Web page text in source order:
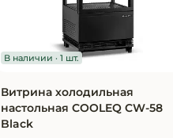
Витрина холодильная
настольная COOLEQ CW-58
Black
В наличии · 1 шт.